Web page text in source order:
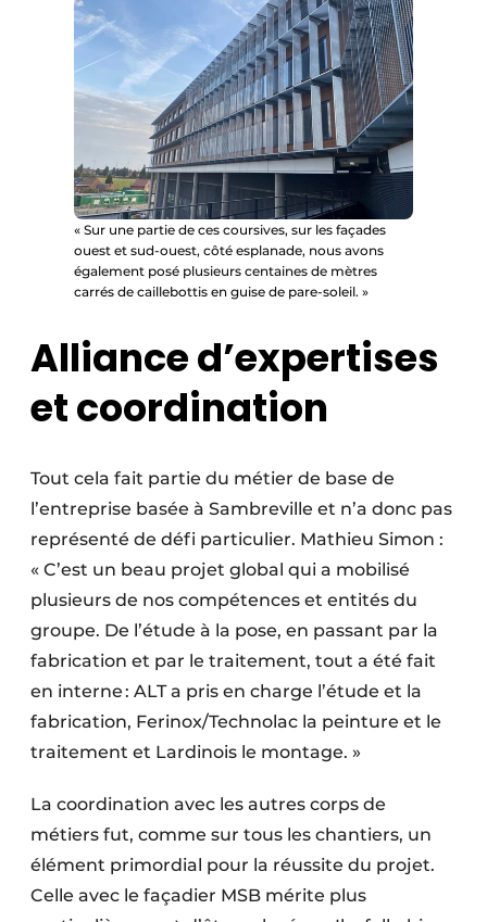
« Sur une partie de ces coursives, sur les façades
ouest et sud-ouest, côté esplanade, nous avons
également posé plusieurs centaines de mètres
carrés de caillebottis en guise de pare-soleil. »
Alliance d’expertises
et coordination
Tout cela fait partie du métier de base de
l’entreprise basée à Sambreville et n’a donc pas
représenté de défi particulier. Mathieu Simon :
« C’est un beau projet global qui a mobilisé
plusieurs de nos compétences et entités du
groupe. De l’étude à la pose, en passant par la
fabrication et par le traitement, tout a été fait
en interne : ALT a pris en charge l’étude et la
fabrication, Ferinox/Technolac la peinture et le
traitement et Lardinois le montage. »
La coordination avec les autres corps de
métiers fut, comme sur tous les chantiers, un
élément primordial pour la réussite du projet.
Celle avec le façadier MSB mérite plus